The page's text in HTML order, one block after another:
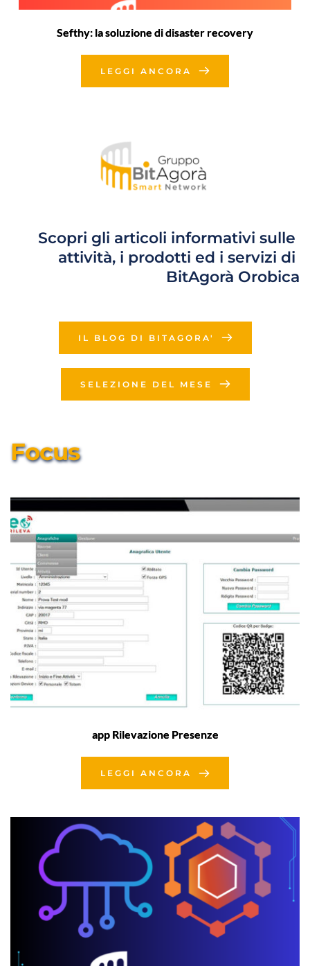
Sefthy: la soluzione di disaster recovery
LEGGI ANCORA
Scopri gli articoli informativi sulle
attività, i prodotti ed i servizi di
BitAgorà Orobica
IL BLOG DI BITAGORA'
SELEZIONE DEL MESE
Focus
app Rilevazione Presenze
LEGGI ANCORA